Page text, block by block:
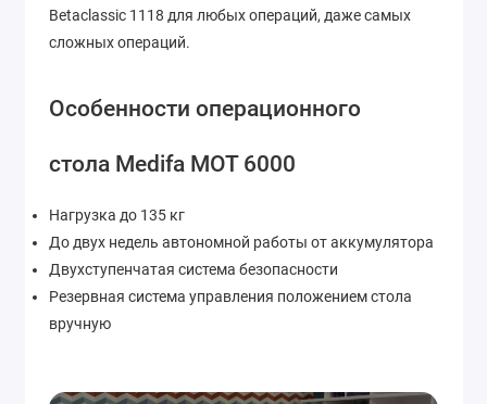
Betaclassic 1118 для любых операций, даже самых
сложных операций.
Особенности операционного
стола Medifa MOT 6000
Нагрузка до 135 кг
До двух недель автономной работы от аккумулятора
Двухступенчатая система безопасности
Резервная система управления положением стола
вручную